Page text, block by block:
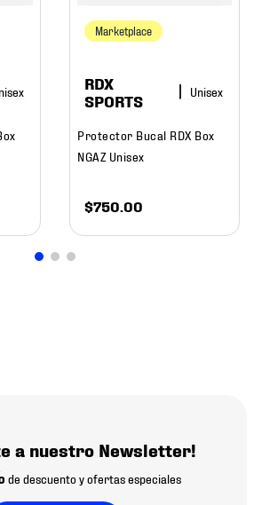
Marketplace
RDX
SPORTS
Protector Bucal RDX Box
NGAZ Unisex
$750.00
a nuestro Newsletter!
de descuento y ofertas especiales